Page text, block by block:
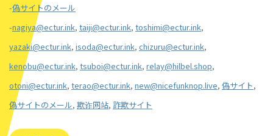
-偽サイトのメール
-nagiya@ectur.ink, taiji@ectur.ink, toshimi@ectur.ink,
yazaki@ectur.ink, isoda@ectur.ink, chizuru@ectur.ink,
kenobu@ectur.ink, tsuboi@ectur.ink, relay@hilbel.shop,
otoni@ectur.ink, terao@ectur.ink, new@nicefunknop.live, 偽サイト,
偽サイトのメール, 欺诈网站, 詐欺サイト